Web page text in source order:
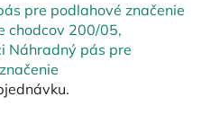
pre podlahové značenie
chodcov 200/05,
Náhradný pás pre